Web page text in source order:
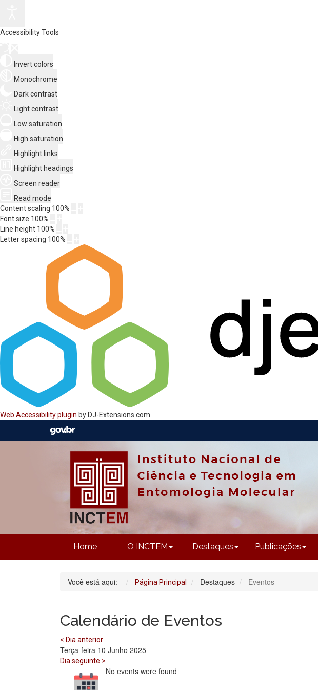
Accessibility Tools
Invert colors
Monochrome
Dark contrast
Light contrast
Low saturation
High saturation
Highlight links
Highlight headings
Screen reader
Read mode
Content scaling 100%
Font size 100%
Line height 100%
Letter spacing 100%
Web Accessibility plugin by DJ-Extensions.com
Home O INCTEM Destaques Publicações
Você está aqui: Página Principal Destaques Eventos
Calendário de Eventos
< Dia anterior
Terça-feira 10 Junho 2025
Dia seguinte >
No events were found